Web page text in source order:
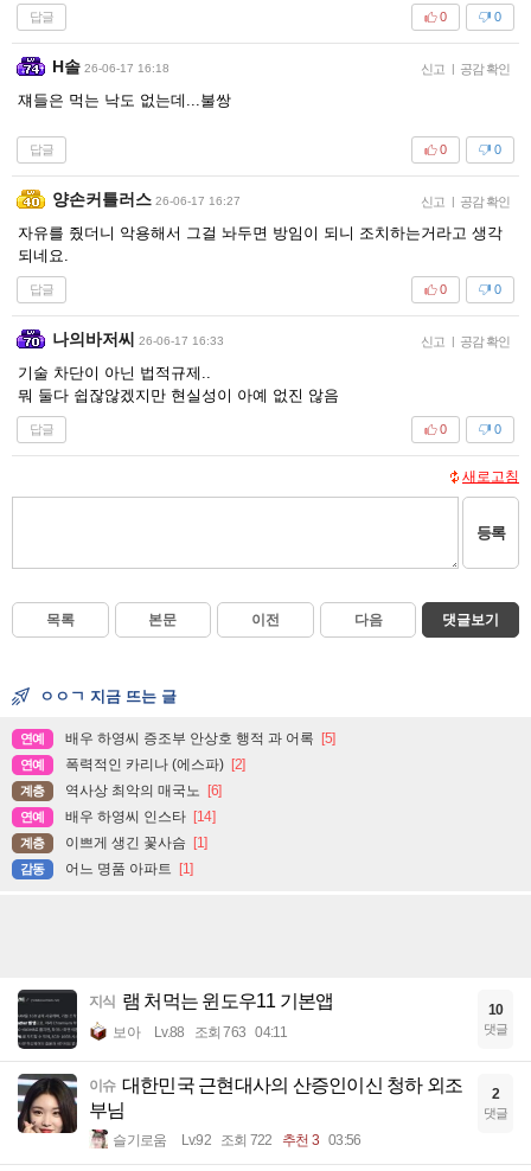
답글 0
0
H솔 26-06-17 16:18 신고 | 공감 확인
쟤들은 먹는 낙도 없는데...불쌍
답글 0
0
양손커틀러스 26-06-17 16:27 신고 | 공감 확인
자유를 줬더니 악용해서 그걸 놔두면 방임이 되니 조치하는거라고 생각
되네요.
답글 0
0
나의바저씨 26-06-17 16:33 신고 | 공감 확인
기술 차단이 아닌 법적규제..
뭐 둘다 쉽잖않겠지만 현실성이 아예 없진 않음
답글 0
0
새로고침
등록
목록 본문 이전 다음 댓글보기
ㅇㅇㄱ 지금 뜨는 글
연예 배우 하영씨 증조부 안상호 행적 과 어록 [5]
연예 폭력적인 카리나 (에스파) [2]
계층 역사상 최악의 매국노 [6]
연예 배우 하영씨 인스타 [14]
계층 이쁘게 생긴 꽃사슴 [1]
감동 어느 명품 아파트 [1]
지식 램 처먹는 윈도우11 기본앱
보아 Lv.88 조회 763 04:11
10
댓글
이슈 대한민국 근현대사의 산증인이신 청하 외조
부님
슬기로움 Lv.92 조회 722 추천 3 03:56
2
댓글